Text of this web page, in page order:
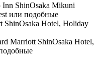
ShinOsaka Mikuni
или подобные
ShinOsaka Hotel, Holiday
Marriott ShinOsaka Hotel,